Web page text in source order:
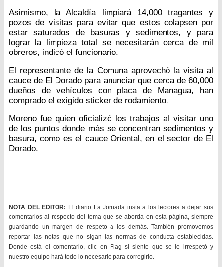
Asimismo, la Alcaldía limpiará 14,000 tragantes y
pozos de visitas para evitar que estos colapsen por
estar saturados de basuras y sedimentos, y para
lograr la limpieza total se necesitarán cerca de mil
obreros, indicó el funcionario.
El representante de la Comuna aprovechó la visita al
cauce de El Dorado para anunciar que cerca de 60,000
dueños de vehículos con placa de Managua, han
comprado el exigido sticker de rodamiento.
Moreno fue quien oficializó los trabajos al visitar uno
de los puntos donde más se concentran sedimentos y
basura, como es el cauce Oriental, en el sector de El
Dorado.
NOTA DEL EDITOR: El diario La Jornada insta a los lectores a dejar sus
comentarios al respecto del tema que se aborda en esta página, siempre
guardando un margen de respeto a los demás. También promovemos
reportar las notas que no sigan las normas de conducta establecidas.
Donde está el comentario, clic en Flag si siente que se le irrespetó y
nuestro equipo hará todo lo necesario para corregirlo.